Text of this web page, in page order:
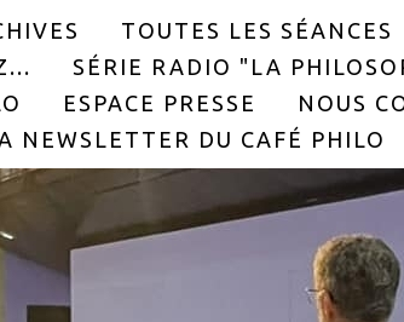
TOUTES LES SÉANCES
SÉRIE RADIO "LA
ESPACE PRESSE
NOUS
NEWSLETTER DU CAFÉ PHILO